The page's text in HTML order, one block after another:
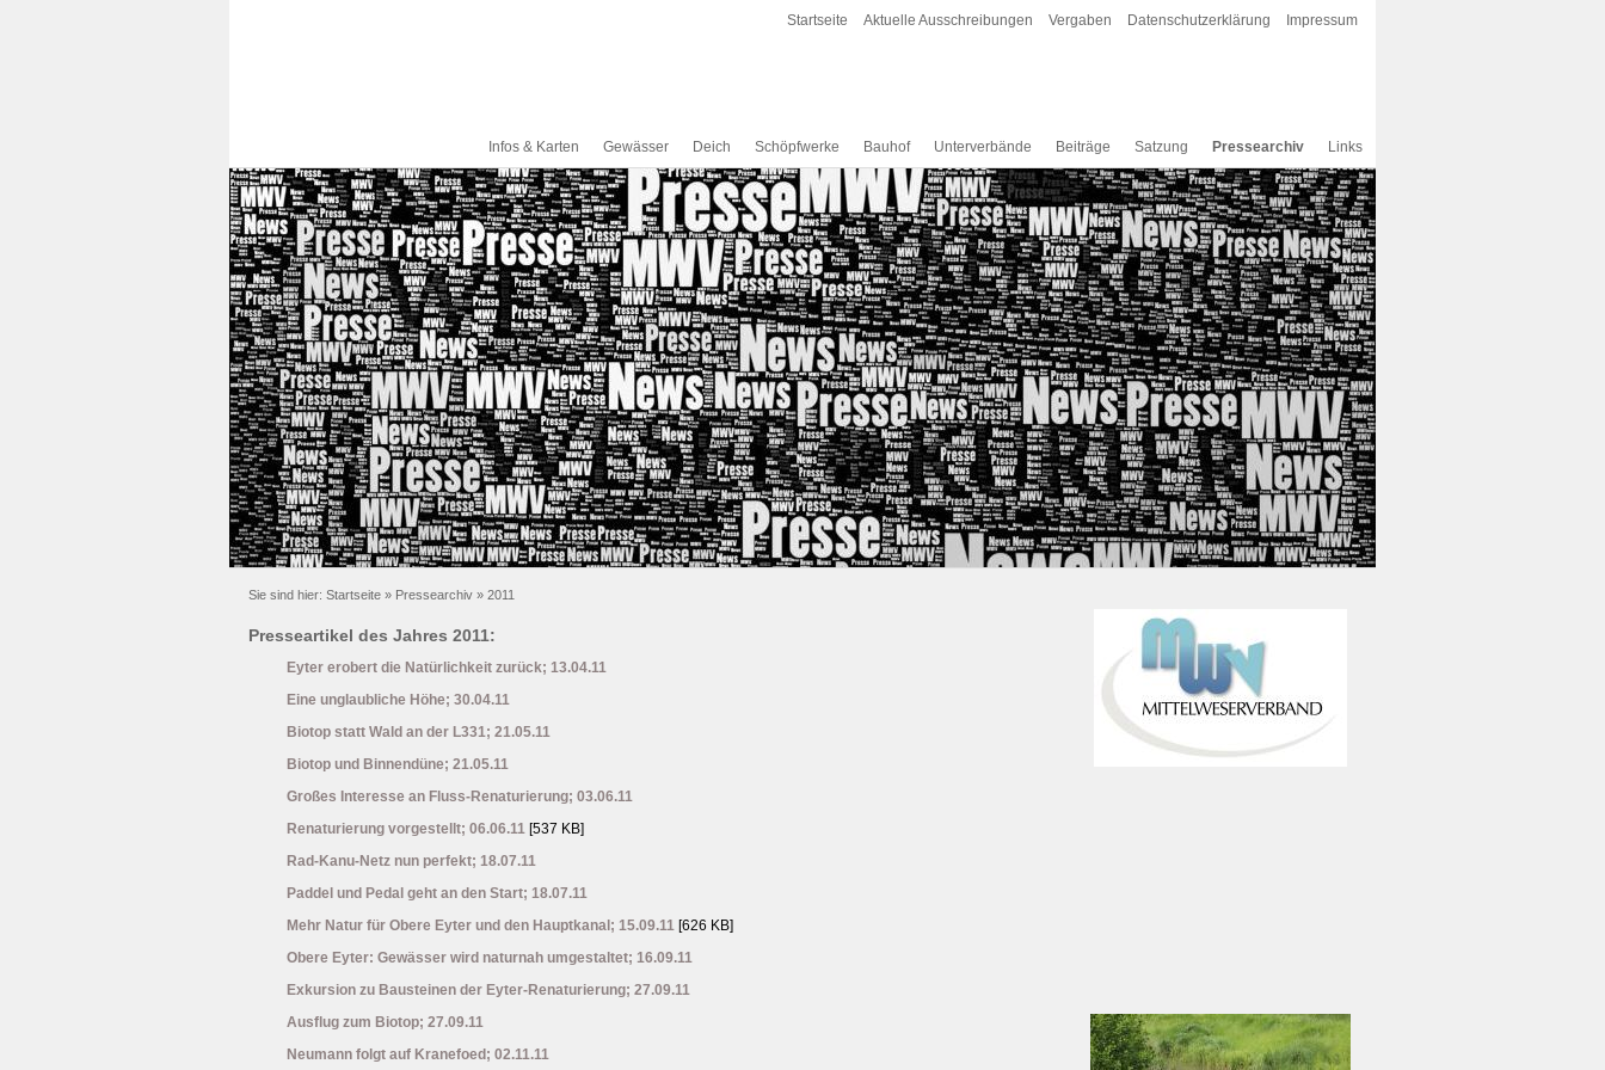
Startseite Aktuelle Ausschreibungen Vergaben Datenschutzerklärung Impressum
Infos & Karten Gewässer Deich Schöpfwerke Bauhof Unterverbände Beiträge Satzung Pressearchiv Links
Sie sind hier: Startseite » Pressearchiv » 2011
Presseartikel des Jahres 2011:
Eyter erobert die Natürlichkeit zurück; 13.04.11
Eine unglaubliche Höhe; 30.04.11
Biotop statt Wald an der L331; 21.05.11
Biotop und Binnendüne; 21.05.11
Großes Interesse an Fluss-Renaturierung; 03.06.11
Renaturierung vorgestellt; 06.06.11 [537 KB]
Rad-Kanu-Netz nun perfekt; 18.07.11
Paddel und Pedal geht an den Start; 18.07.11
Mehr Natur für Obere Eyter und den Hauptkanal; 15.09.11 [626 KB]
Obere Eyter: Gewässer wird naturnah umgestaltet; 16.09.11
Exkursion zu Bausteinen der Eyter-Renaturierung; 27.09.11
Ausflug zum Biotop; 27.09.11
Neumann folgt auf Kranefoed; 02.11.11